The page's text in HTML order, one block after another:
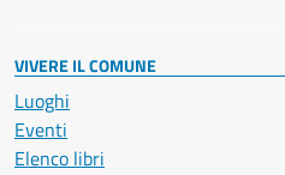
VIVERE IL COMUNE
Luoghi
Eventi
Elenco libri